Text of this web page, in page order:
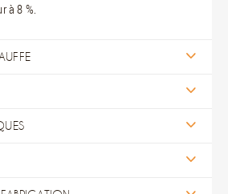
à 8 %.